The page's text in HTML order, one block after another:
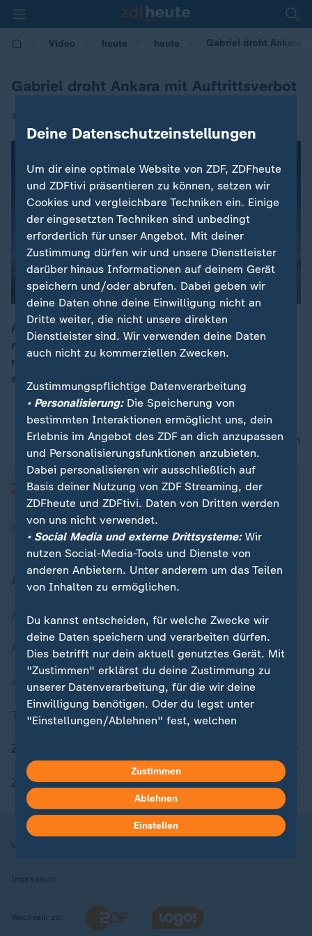
Video heute heute Gabriel droht Ankara
Gabriel droht Ankara mit Auftrittsverbot
18.03.2017 | 11:58
00:04
Außenminister Gabriel hat der türkischen Regierung
mit einem Wahlkampfauftrittsverbot gedroht. Sie
müssten sich an die deutsche Rechtsordnung halten,
sagte er zum Spiegel.
nach oben
Aktuell bei ZDFheute
Zuletzt veröffentlicht
Aktuelle Sendungs-Videos
ZDFheute Stories
Themen im Überblick
ZDFheute Apps
Nutzungsbedingungen
Impressum
Wechseln zu:
Deine Datenschutzeinstellungen
Um dir eine optimale Website von ZDF, ZDFheute
und ZDFtivi präsentieren zu können, setzen wir
Cookies und vergleichbare Techniken ein. Einige
der eingesetzten Techniken sind unbedingt
erforderlich für unser Angebot. Mit deiner
Zustimmung dürfen wir und unsere Dienstleister
darüber hinaus Informationen auf deinem Gerät
speichern und/oder abrufen. Dabei geben wir
deine Daten ohne deine Einwilligung nicht an
Dritte weiter, die nicht unsere direkten
Dienstleister sind. Wir verwenden deine Daten
auch nicht zu kommerziellen Zwecken.
Zustimmungspflichtige Datenverarbeitung
• Personalisierung:Die Speicherung von
bestimmten Interaktionen ermöglicht uns, dein
Erlebnis im Angebot des ZDF an dich anzupassen
und Personalisierungsfunktionen anzubieten.
Dabei personalisieren wir ausschließlich auf
Basis deiner Nutzung von ZDF Streaming, der
ZDFheute und ZDFtivi. Daten von Dritten werden
von uns nicht verwendet.
• Social Media und externe Drittsysteme:Wir
nutzen Social-Media-Tools und Dienste von
anderen Anbietern. Unter anderem um das Teilen
von Inhalten zu ermöglichen.
Du kannst entscheiden, für welche Zwecke wir
deine Daten speichern und verarbeiten dürfen.
Dies betrifft nur dein aktuell genutztes Gerät. Mit
"Zustimmen" erklärst du deine Zustimmung zu
unserer Datenverarbeitung, für die wir deine
Einwilligung benötigen. Oder du legst unter
"Einstellungen/Ablehnen" fest, welchen
kannst du jederzeit mit Wirkung für die Zukunft
in deinen Einstellungen widerrufen oder ändern.
Hier findest du das Impressum.
Weitere Informationen findest du in unserer
Zustimmen
Ablehnen
Einstellen